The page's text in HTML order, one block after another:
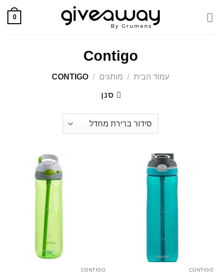
0
Contigo
עמוד הבית / מותגים /
סנן
CONTIGO
CONTIGO